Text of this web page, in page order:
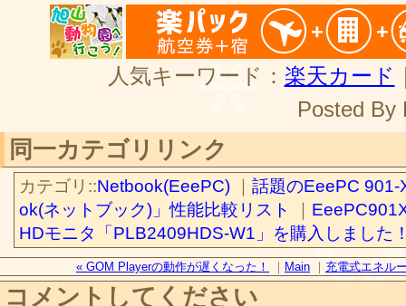
人気キーワード： 楽天カード
Posted By
同一カテゴリリンク
カテゴリ::Netbook(EeePC)
話題のEeePC 901-
ok(ネットブック)」性能比較リスト
HDモニタ「PLB2409HDS-W1」を購入しました
« GOM Playerの動作が遅くなった！ ｜ Main ｜ 充電式エネル
コメントしてください